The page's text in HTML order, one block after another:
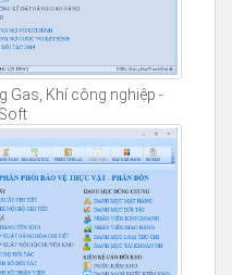
Gas, Khí công nghiệp -